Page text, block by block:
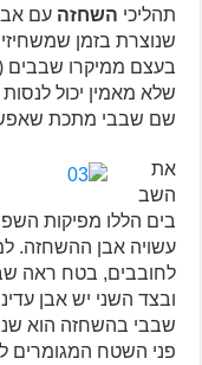
תהליכי השחזה עם
שנוצרת בזמן
בעצם ממיקרו שבבים
שלא מאמין יכול
שם שבבי מתכת
את
השב
בים הללו מפיקות
עשויה אבן ההשחזה.
לחובבים, בטח ראה
ובצד השני יש אבן
שבבי בהשחזה הוא
פני השטח המגומרים